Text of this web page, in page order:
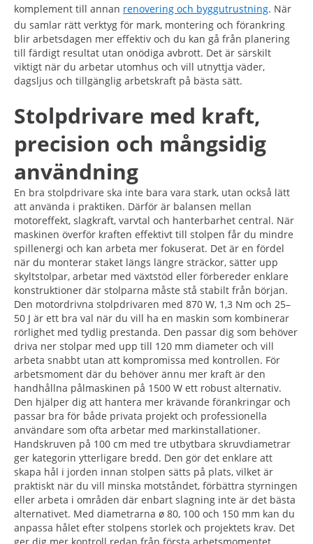
komplement till annan renovering och byggutrustning. När
du samlar rätt verktyg för mark, montering och förankring
blir arbetsdagen mer effektiv och du kan gå från planering
till färdigt resultat utan onödiga avbrott. Det är särskilt
viktigt när du arbetar utomhus och vill utnyttja väder,
dagsljus och tillgänglig arbetskraft på bästa sätt.
Stolpdrivare med kraft,
precision och mångsidig
användning
En bra stolpdrivare ska inte bara vara stark, utan också lätt
att använda i praktiken. Därför är balansen mellan
motoreffekt, slagkraft, varvtal och hanterbarhet central. När
maskinen överför kraften effektivt till stolpen får du mindre
spillenergi och kan arbeta mer fokuserat. Det är en fördel
när du monterar staket längs längre sträckor, sätter upp
skyltstolpar, arbetar med växtstöd eller förbereder enklare
konstruktioner där stolparna måste stå stabilt från början.
Den motordrivna stolpdrivaren med 870 W, 1,3 Nm och 25–
50 J är ett bra val när du vill ha en maskin som kombinerar
rörlighet med tydlig prestanda. Den passar dig som behöver
driva ner stolpar med upp till 120 mm diameter och vill
arbeta snabbt utan att kompromissa med kontrollen. För
arbetsmoment där du behöver ännu mer kraft är den
handhållna pålmaskinen på 1500 W ett robust alternativ.
Den hjälper dig att hantera mer krävande förankringar och
passar bra för både privata projekt och professionella
användare som ofta arbetar med markinstallationer.
Handskruven på 100 cm med tre utbytbara skruvdiametrar
ger kategorin ytterligare bredd. Den gör det enklare att
skapa hål i jorden innan stolpen sätts på plats, vilket är
praktiskt när du vill minska motståndet, förbättra styrningen
eller arbeta i områden där enbart slagning inte är det bästa
alternativet. Med diametrarna ø 80, 100 och 150 mm kan du
anpassa hålet efter stolpens storlek och projektets krav. Det